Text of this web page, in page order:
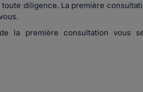
diligence. La première
la première consultation vous